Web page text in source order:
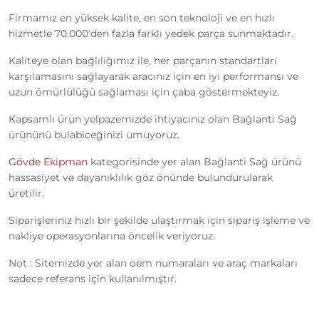
Firmamız en yüksek kalite, en son teknoloji ve en hızlı
hizmetle 70.000'den fazla farklı yedek parça sunmaktadır.
Kaliteye olan bağlılığımız ile, her parçanın standartları
karşılamasını sağlayarak aracınız için en iyi performansı ve
uzun ömürlülüğü sağlaması için çaba göstermekteyiz.
Kapsamlı ürün yelpazemizde ihtiyacınız olan Bağlanti Sağ
ürününü bulabiceğinizi umuyoruz.
Gövde Ekipman kategorisinde yer alan Bağlanti Sağ ürünü
hassasiyet ve dayanıklılık göz önünde bulundurularak
üretilir.
Siparişleriniz hızlı bir şekilde ulaştırmak için sipariş işleme ve
nakliye operasyonlarına öncelik veriyoruz.
Not : Sitemizde yer alan oem numaraları ve araç markaları
sadece referans için kullanılmıştır.